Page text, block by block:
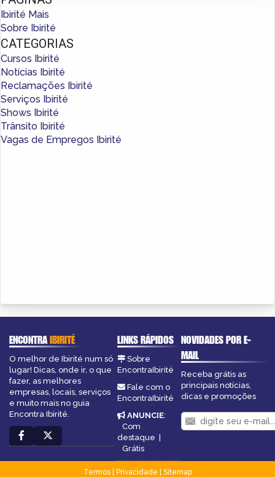
Ibirité Mais
Sobre Ibirité
CATEGORIAS
Cursos Ibirité
Notícias Ibirité
Reclamações Ibirité
Serviços Ibirité
Shows Ibirité
Trânsito Ibirité
Vagas de Empregos Ibirité
ENCONTRAIBIRITÉ
O melhor de Ibirité num só
lugar! Dicas, onde ir, o que
fazer, as melhores
empresas, locais, serviços
e muito mais no guia
Encontra Ibirité.
LINKS RÁPIDOS
Sobre
EncontraIbirité
Fale com o
EncontraIbirité
ANUNCIE:
Com
destaque
Grátis
NOVIDADES POR E-
MAIL
Receba grátis as
principais notícias,
dicas e promoções
Termos| Privacidade
Sitemap